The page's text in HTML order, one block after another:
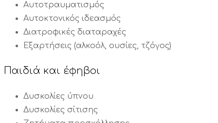
Αυτοτραυματισμός
Αυτοκτονικός ιδεασμός
Διατροφικές διαταραχές
Εξαρτήσεις (αλκοόλ, ουσίες, τζόγος)
Παιδιά και έφηβοι
Δυσκολίες ύπνου
Δυσκολίες σίτισης